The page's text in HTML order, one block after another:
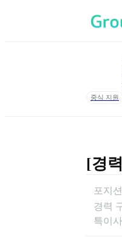
중식 지원
[경
포지션
경력
특이